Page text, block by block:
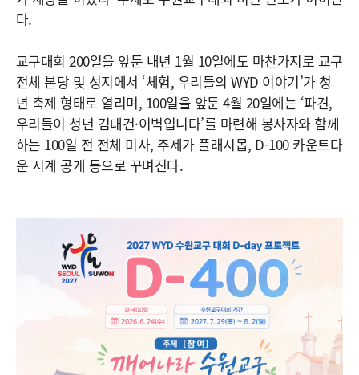
다.
교구대회 200일을 앞둔 내년 1월 10일에도 마찬가지로 교구
전체 본당 및 성지에서 ‘체험, 우리들의 WYD 이야기’가 청
년 축제 형태로 열리며, 100일을 앞둔 4월 20일에는 ‘파견,
우리들이 청년 김대건·이벽입니다’를 마련해 봉사자와 함께
하는 100일 전 전체 미사, 주제가 플래시몹, D-100 카운트다
운 시계 공개 등으로 꾸며진다.